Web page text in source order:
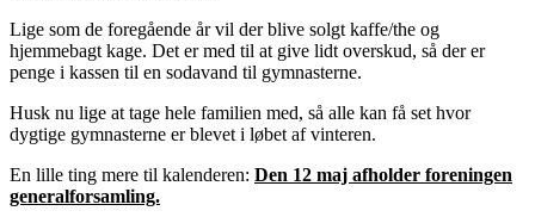
Lige som de foregående år vil der blive solgt kaffe/the og
hjemmebagt kage. Det er med til at give lidt overskud, så der er
penge i kassen til en sodavand til gymnasterne.
Husk nu lige at tage hele familien med, så alle kan få set hvor
dygtige gymnasterne er blevet i løbet af vinteren.
En lille ting mere til kalenderen: Den 12 maj afholder foreningen
generalforsamling.